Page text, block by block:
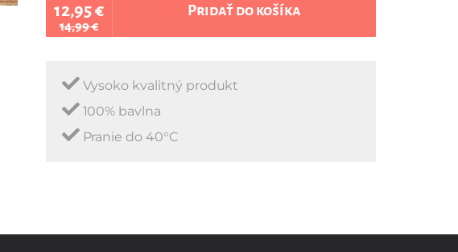
12,95 €
14,99 €
Pridať do košíka
Vysoko kvalitný produkt
100% bavlna
Pranie do 40°C